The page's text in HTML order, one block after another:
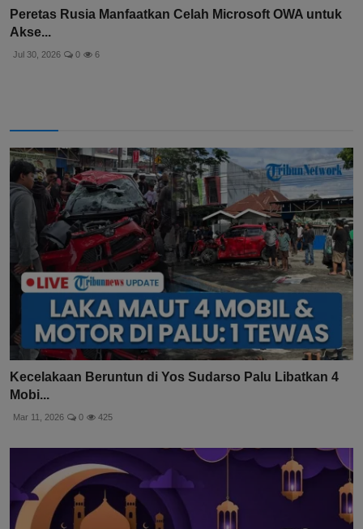
Peretas Rusia Manfaatkan Celah Microsoft OWA untuk
Akse...
Jul 30, 2026 0 6
Kecelakaan Beruntun di Yos Sudarso Palu Libatkan 4
Mobi...
Mar 11, 2026 0 425